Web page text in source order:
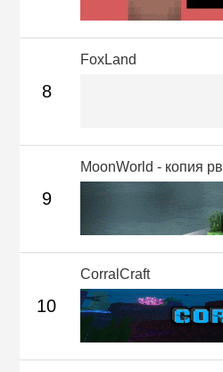
8
FoxLand
9
MoonWorld - копия рв
10
CorralCraft